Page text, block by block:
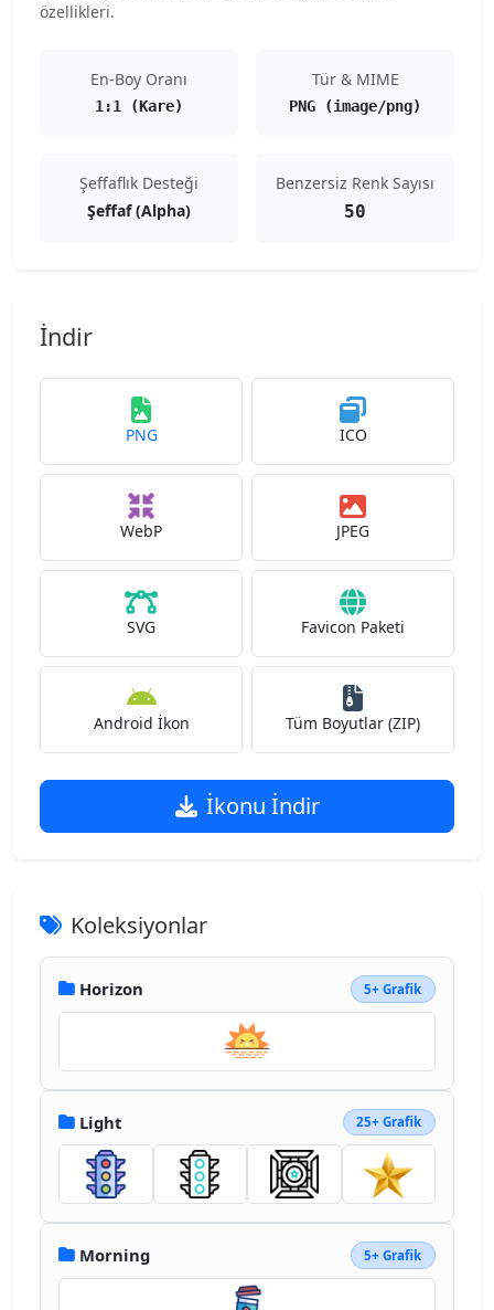
özellikleri.
En-Boy Oranı
1:1 (Kare)
Tür & MIME
PNG (image/png)
Şeffaflık Desteği
Şeffaf (Alpha)
Benzersiz Renk Sayısı
50
İndir
PNG ICO
WebP JPEG
SVG Favicon Paketi
Android İkon Tüm Boyutlar (ZIP)
İkonu İndir
Koleksiyonlar
Horizon 5+ Grafik
Light 25+ Grafik
Morning 5+ Grafik